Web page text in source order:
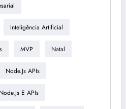
Inteligência Artificial
MVP Natal
Node.js APIs
Node.js E APIs